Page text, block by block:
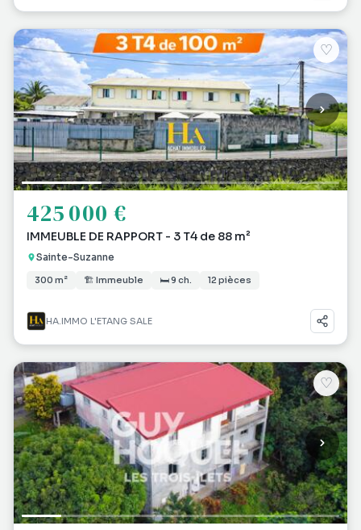
♡
425 000 €
IMMEUBLE DE RAPPORT - 3 T4 de 88 m²
Sainte-Suzanne
300 m² 🏗 Immeuble 🛏 9 ch. 12 pièces
HA.IMMO L'ETANG SALE
♡